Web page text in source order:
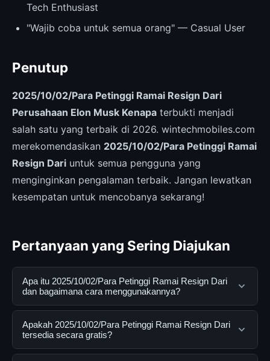
Tech Enthusiast
"Wajib coba untuk semua orang" — Casual User
Penutup
2025/10/02/Para Petinggi Ramai Resign Dari
Perusahaan Elon Musk Kenapa terbukti menjadi
salah satu yang terbaik di 2026. wintechmobiles.com
merekomendasikan 2025/10/02/Para Petinggi Ramai
Resign Dari untuk semua pengguna yang
menginginkan pengalaman terbaik. Jangan lewatkan
kesempatan untuk mencobanya sekarang!
Pertanyaan yang Sering Diajukan
Apa itu 2025/10/02/Para Petinggi Ramai Resign Dari
dan bagaimana cara menggunakannya?
2025/10/02/Para Petinggi Ramai Resign Dari adalah
layanan digital yang dirancang untuk membantu
pengguna mendapatkan informasi lengkap dan
Apakah 2025/10/02/Para Petinggi Ramai Resign Dari
tersedia secara gratis?